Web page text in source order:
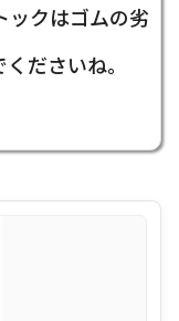
ックはゴムの劣
ださいね。